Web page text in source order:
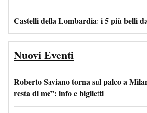
Castelli della Lombardia: i 5 più belli
Nuovi Eventi
Roberto Saviano torna sul palco a
resta di me”: info e biglietti